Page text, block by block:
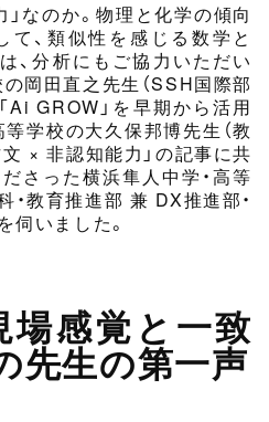
」なのか。物理と化学の傾向
て、類似性を感じる数学と
、分析にもご協力いただい
岡田直之先生（SSH国際部
Ai GROW」を早期から活用
学校の大久保邦博先生（教
文 × 非認知能力」の記事に共
さった横浜隼人中学・高等
・教育推進部 兼 DX推進部・
伺いました。
場感覚と一致
先生の第一声